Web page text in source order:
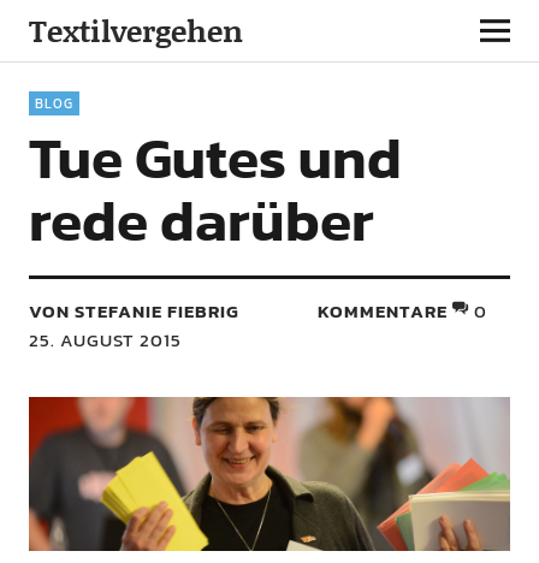
Textilvergehen
BLOG
Tue Gutes und
rede darüber
VON STEFANIE FIEBRIG
25. AUGUST 2015
KOMMENTARE 0